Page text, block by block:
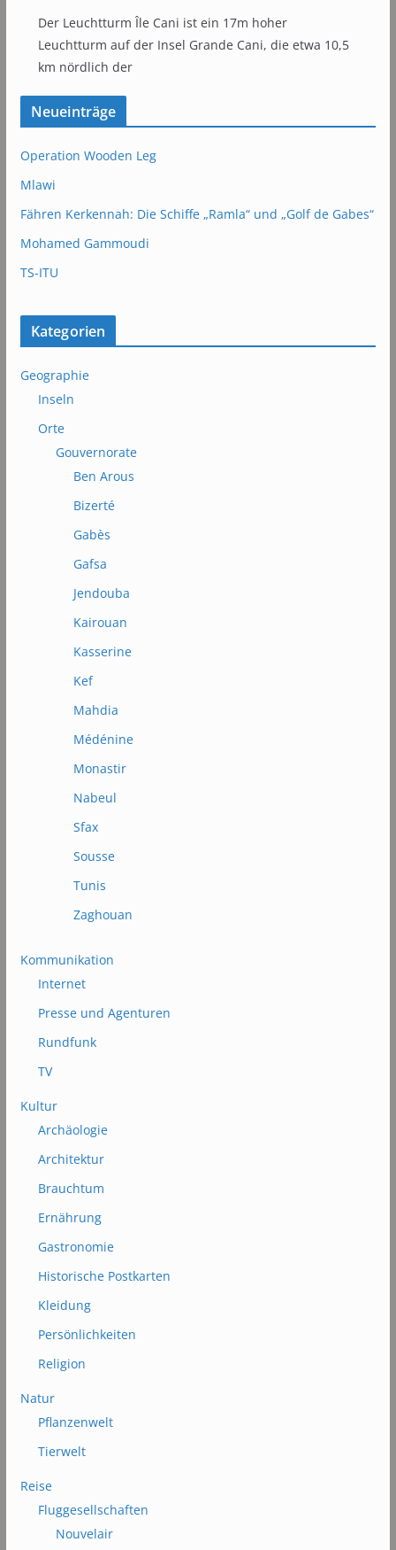
Der Leuchtturm Île Cani ist ein 17m hoher
Leuchtturm auf der Insel Grande Cani, die etwa 10,5
km nördlich der
Neueinträge
Operation Wooden Leg
Mlawi
Fähren Kerkennah: Die Schiffe „Ramla“ und „Golf de Gabes“
Mohamed Gammoudi
TS-ITU
Kategorien
Geographie
Inseln
Orte
Gouvernorate
Ben Arous
Bizerté
Gabès
Gafsa
Jendouba
Kairouan
Kasserine
Kef
Mahdia
Médénine
Monastir
Nabeul
Sfax
Sousse
Tunis
Zaghouan
Kommunikation
Internet
Presse und Agenturen
Rundfunk
TV
Kultur
Archäologie
Architektur
Brauchtum
Ernährung
Gastronomie
Historische Postkarten
Kleidung
Persönlichkeiten
Religion
Natur
Pflanzenwelt
Tierwelt
Reise
Fluggesellschaften
Nouvelair